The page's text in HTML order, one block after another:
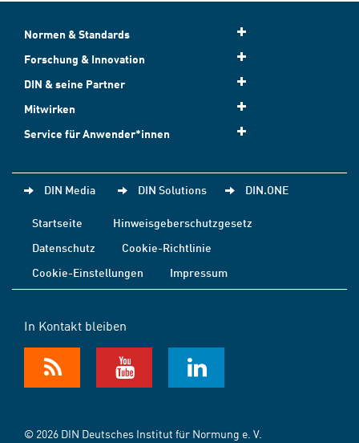
Normen & Standards
Forschung & Innovation
DIN & seine Partner
Mitwirken
Service für Anwender*innen
DIN Media DIN Solutions DIN.ONE
Startseite
Hinweisgeberschutzgesetz
Datenschutz
Cookie-Richtlinie
Cookie-Einstellungen
Impressum
In Kontakt bleiben
© 2026 DIN Deutsches Institut für Normung e. V.